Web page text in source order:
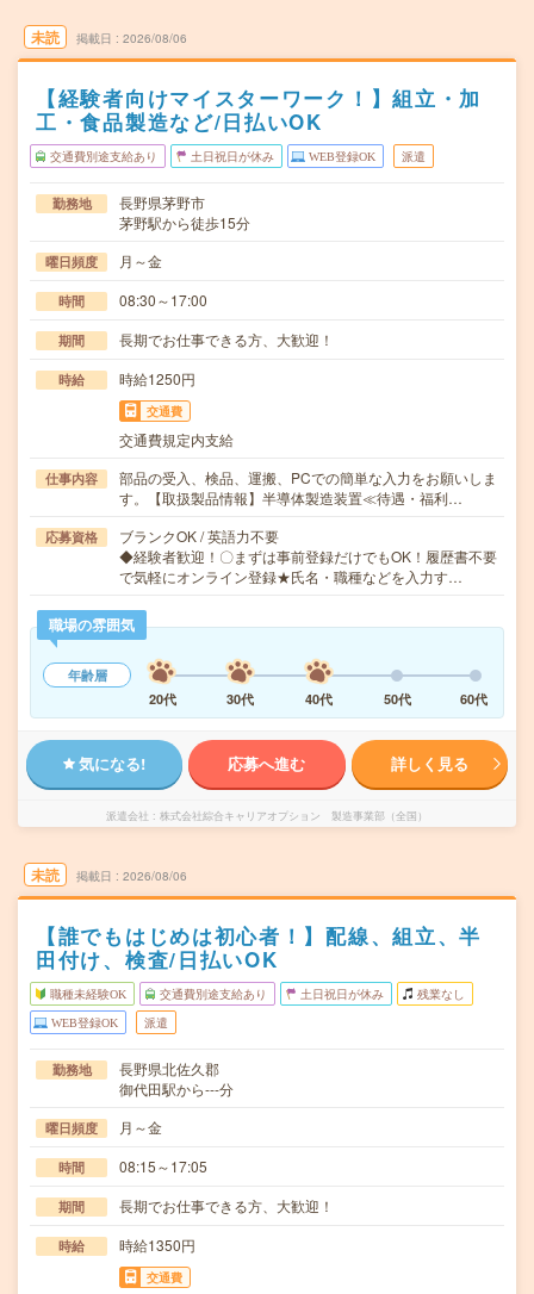
未読 掲載日 2026/08/06
【経験者向けマイスターワーク！】組立・加
工・食品製造など/日払いOK
交通費別途支給あり 土日祝日が休み WEB登録OK 派遣
勤務地
長野県茅野市
茅野駅から徒歩15分
曜日頻度 月～金
時間 08:30～17:00
期間 長期でお仕事できる方、大歓迎！
時給 時給1250円
交通費
交通費規定内支給
仕事内容
部品の受入、検品、運搬、PCでの簡単な入力をお願いしま
す。【取扱製品情報】半導体製造装置≪待遇・福利…
応募資格
ブランクOK / 英語力不要
◆経験者歓迎！〇まずは事前登録だけでもOK！履歴書不要
で気軽にオンライン登録★氏名・職種などを入力す…
職場の雰囲気
年齢層
20代
30代 40代 50代 60代
気になる! 応募へ進む 詳しく見る
派遣会社 株式会社綜合キャリアオプション 製造事業部（全国）
未読 掲載日 2026/08/06
【誰でもはじめは初心者！】配線、組立、半
田付け、検査/日払いOK
職種未経験OK 交通費別途支給あり 土日祝日が休み 残業なし
WEB登録OK 派遣
勤務地
長野県北佐久郡
御代田駅から---分
曜日頻度 月～金
時間 08:15～17:05
期間 長期でお仕事できる方、大歓迎！
時給 時給1350円
交通費